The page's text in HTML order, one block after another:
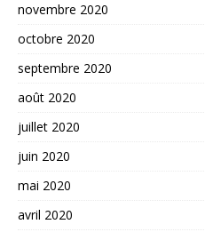
novembre 2020
octobre 2020
septembre 2020
août 2020
juillet 2020
juin 2020
mai 2020
avril 2020